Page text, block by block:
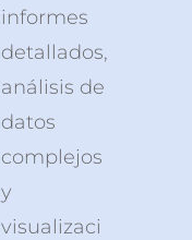
informes
detallados,
análisis de
datos
complejos
y
visualizaci